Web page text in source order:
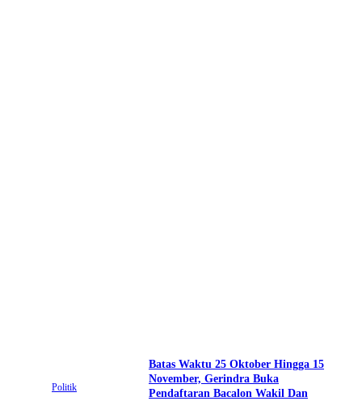
Politik
Batas Waktu 25 Oktober Hingga 15
November, Gerindra Buka
Pendaftaran Bacalon Wakil Dan